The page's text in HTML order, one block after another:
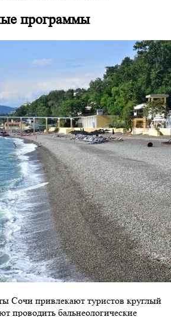
программы
Сочи привлекают туристов круглый
проводить бальнеологические